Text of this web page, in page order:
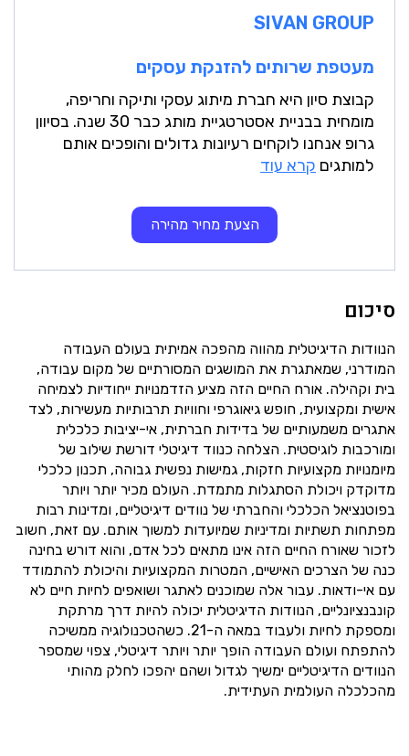
SIVAN GROUP
מעטפת שרותים להזנקת עסקים
קבוצת סיון היא חברת מיתוג עסקי ותיקה וחריפה,
מומחית בבניית אסטרטגיית מותג כבר 30 שנה. בסיוון
גרופ אנחנו לוקחים רעיונות גדולים והופכים אותם
למותגים קרא עוד
הצעת מחיר מהירה
סיכום
הנוודות הדיגיטלית מהווה מהפכה אמיתית בעולם העבודה
המודרני, שמאתגרת את המושגים המסורתיים של מקום עבודה,
בית וקהילה. אורח החיים הזה מציע הזדמנויות ייחודיות לצמיחה
אישית ומקצועית, חופש גיאוגרפי וחוויות תרבותיות מעשירות, לצד
אתגרים משמעותיים של בדידות חברתית, אי-יציבות כלכלית
ומורכבות לוגיסטית. הצלחה כנווד דיגיטלי דורשת שילוב של
מיומנויות מקצועיות חזקות, גמישות נפשית גבוהה, תכנון כלכלי
מדוקדק ויכולת הסתגלות מתמדת. העולם מכיר יותר ויותר
בפוטנציאל הכלכלי והחברתי של נוודים דיגיטליים, ומדינות רבות
מפתחות תשתיות ומדיניות שמיועדות למשוך אותם. עם זאת, חשוב
לזכור שאורח החיים הזה אינו מתאים לכל אדם, והוא דורש בחינה
כנה של הצרכים האישיים, המטרות המקצועיות והיכולת להתמודד
עם אי-ודאות. עבור אלה שמוכנים לאתגר ושואפים לחיות חיים לא
קונבנציונליים, הנוודות הדיגיטלית יכולה להיות דרך מרתקת
ומספקת לחיות ולעבוד במאה ה-21. כשהטכנולוגיה ממשיכה
להתפתח ועולם העבודה הופך יותר ויותר דיגיטלי, צפוי שמספר
הנוודים הדיגיטליים ימשיך לגדול ושהם יהפכו לחלק מהותי
מהכלכלה העולמית העתידית.